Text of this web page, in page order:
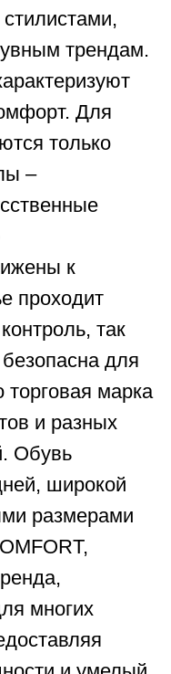
трендам.
Для
только
–
к
проходит
так
для
торговая марка
и разных
Обувь
широкой
размерами
многих